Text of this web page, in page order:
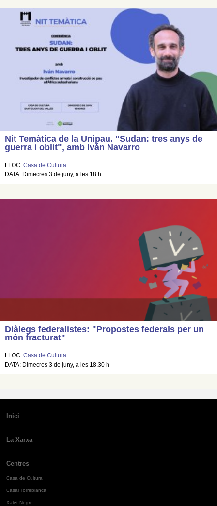
Nit Temàtica de la Unipau. "Sudan: tres anys de
guerra i oblit", amb Iván Navarro
LLOC: Casa de Cultura
DATA: Dimecres 3 de juny, a les 18 h
Diàlegs federalistes: "Propostes federals per un
món fracturat"
LLOC: Casa de Cultura
DATA: Dimecres 3 de juny, a les 18.30 h
Inici
La Xarxa
Centres
Casa de Cultura
Casal Torreblanca
Xalet Negre